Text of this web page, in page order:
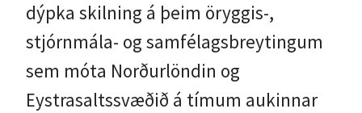
dýpka skilning á þeim öryggis-,
stjórnmála- og samfélagsbreytingum
sem móta Norðurlöndin og
Eystrasaltssvæðið á tímum aukinnar